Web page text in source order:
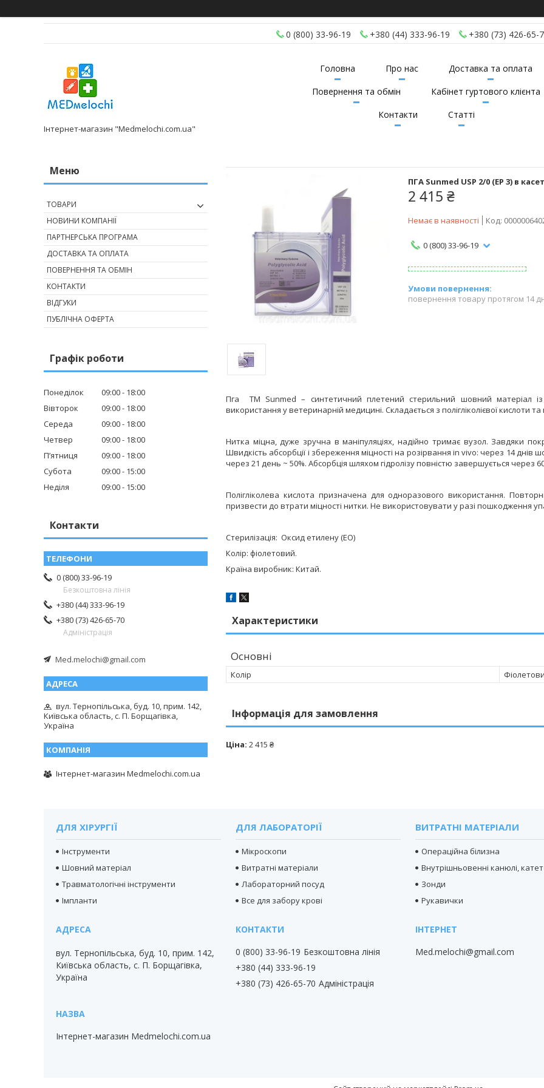
0 (800) 33-96-19 +380 (44) 333-96-19 +380 (73) 426-65-
Інтернет-магазин "Medmelochi.com.ua"
Головна Про нас
Доставка та оплата
Повернення та обмін
Кабінет гуртового клієнта
Контакти
Статті
ПГА Sunmed USP 2/0 (EP 3) в
2 415 ₴
Немає в наявності Код:
0 (800) 33-96-19
повернення товару протягом 14
Пга ТМ Sunmed – синтетичний плетений стерильний шовний матеріал
використання у ветеринарній медицині. Складається з полігліколієвої кислоти
Нитка міцна, дуже зручна в маніпуляціях, надійно тримає вузол. Завдяки
Швидкість абсорбції і збереження міцності на розірвання in vivo: через 14 днів
через 21 день ~ 50%. Абсорбція шляхом гідролізу повністю завершується через
Полігліколева кислота призначена для одноразового використання.
призвести до втрати міцності нитки. Не використовувати у разі пошкодження
Стерилізація: Оксид етилену (ЕО)
Колір: фіолетовий.
Країна виробник: Китай.
Характеристики
Основні
Колір
Інформація для замовлення
Ціна: 2 415 ₴
ТОВАРИ
НОВИНИ КОМПАНІЇ
ПАРТНЕРСЬКА ПРОГРАМА
ДОСТАВКА ТА ОПЛАТА
ПОВЕРНЕННЯ ТА ОБМІН
КОНТАКТИ
ВІДГУКИ
ПУБЛІЧНА ОФЕРТА
Графік роботи
Понеділок 09:00
18:00
Вівторок
09:00
18:00
Середа
09:00
18:00
Четвер
09:00
18:00
Пʼятниця
09:00
18:00
Субота
09:00
15:00
Неділя
09:00 15:00
Контакти
0 (800) 33-96-19
Безкоштовна лінія
+380 (44) 333-96-19
+380 (73) 426-65-70
Адміністрація
Med.melochi@gmail.com
вул. Тернопільська, буд. 10, прим. 142,
Київська область, с. П. Борщагівка,
Україна
Інтернет-магазин Medmelochi.com.ua
ДЛЯ ХІРУРГІЇ
Інструменти
Шовний матеріал
Травматологічні інструменти
Імпланти
ДЛЯ ЛАБОРАТОРІЇ
Мікроскопи
Витратні матеріали
Лабораторний посуд
Все для забору крові
ВИТРАТНІ МАТЕРІАЛИ
Операційна білизна
Внутрішньовенні канюлі,
Зонди
Рукавички
вул. Тернопільська, буд. 10, прим. 142,
Київська область, с. П. Борщагівка,
Україна
Інтернет-магазин Medmelochi.com.ua
0 (800) 33-96-19 Безкоштовна лінія
+380 (44) 333-96-19
+380 (73) 426-65-70 Адміністрація
Med.melochi@gmail.com